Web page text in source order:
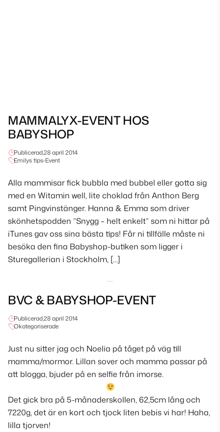
MAMMALYX-EVENT HOS
BABYSHOP
Publicerad,28 april 2014
Emilys tips•Event
Alla mammisar fick bubbla med bubbel eller gotta sig
med en Witamin well, lite choklad från Anthon Berg
samt Pingvinstänger. Hanna & Emma som driver
skönhetspodden ”Snygg – helt enkelt” som ni hittar på
iTunes gav oss sina bästa tips! Får ni tillfälle måste ni
besöka den fina Babyshop-butiken som ligger i
Sturegallerian i Stockholm, […]
BVC & BABYSHOP-EVENT
Publicerad,28 april 2014
Okategoriserade
Just nu sitter jag och Noelia på tåget på väg till
mamma/mormor. Lillan sover och mamma passar på
att blogga, bjuder på en selfie från imorse.
Det gick bra på 5-månaderskollen, 62,5cm lång och
7220g, det är en kort och tjock liten bebis vi har! Haha,
lilla tjorven!